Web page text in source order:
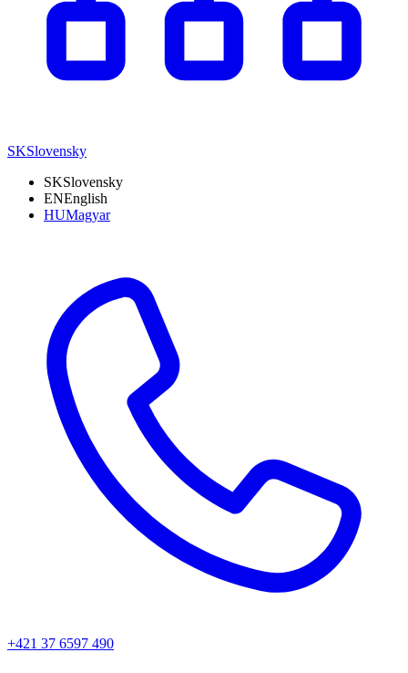
SKSlovensky
SKSlovensky
ENEnglish
HUMagyar
+421 37 6597 490